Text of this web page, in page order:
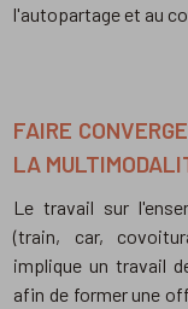
l'autopartage et au
FAIRE
LA
Le travail sur
(train, car,
implique un travail
afin de former une